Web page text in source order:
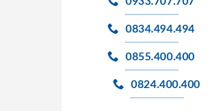
0834.494.494
0855.400.400
0824.400.400